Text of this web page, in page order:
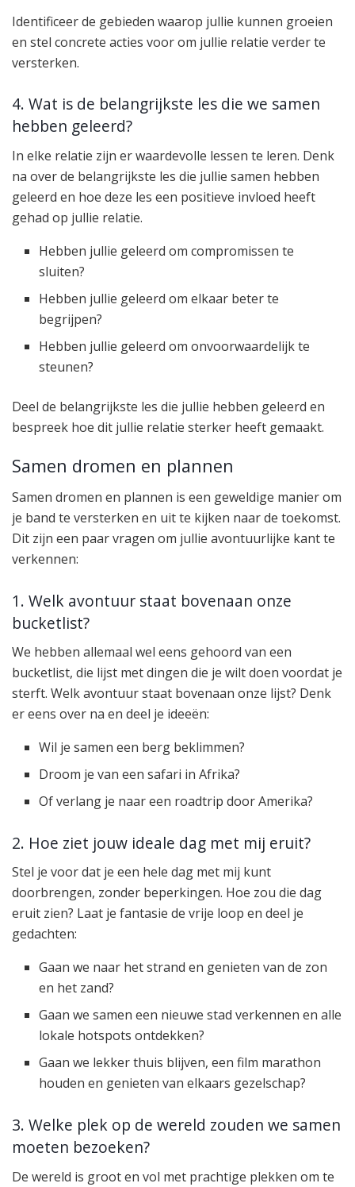
Identificeer de gebieden waarop jullie kunnen groeien
en stel concrete acties voor om jullie relatie verder te
versterken.
4. Wat is de belangrijkste les die we samen
hebben geleerd?
In elke relatie zijn er waardevolle lessen te leren. Denk
na over de belangrijkste les die jullie samen hebben
geleerd en hoe deze les een positieve invloed heeft
gehad op jullie relatie.
Hebben jullie geleerd om compromissen te
sluiten?
Hebben jullie geleerd om elkaar beter te
begrijpen?
Hebben jullie geleerd om onvoorwaardelijk te
steunen?
Deel de belangrijkste les die jullie hebben geleerd en
bespreek hoe dit jullie relatie sterker heeft gemaakt.
Samen dromen en plannen
Samen dromen en plannen is een geweldige manier om
je band te versterken en uit te kijken naar de toekomst.
Dit zijn een paar vragen om jullie avontuurlijke kant te
verkennen:
1. Welk avontuur staat bovenaan onze
bucketlist?
We hebben allemaal wel eens gehoord van een
bucketlist, die lijst met dingen die je wilt doen voordat je
sterft. Welk avontuur staat bovenaan onze lijst? Denk
er eens over na en deel je ideeën:
Wil je samen een berg beklimmen?
Droom je van een safari in Afrika?
Of verlang je naar een roadtrip door Amerika?
2. Hoe ziet jouw ideale dag met mij eruit?
Stel je voor dat je een hele dag met mij kunt
doorbrengen, zonder beperkingen. Hoe zou die dag
eruit zien? Laat je fantasie de vrije loop en deel je
gedachten:
Gaan we naar het strand en genieten van de zon
en het zand?
Gaan we samen een nieuwe stad verkennen en alle
lokale hotspots ontdekken?
Gaan we lekker thuis blijven, een film marathon
houden en genieten van elkaars gezelschap?
3. Welke plek op de wereld zouden we samen
moeten bezoeken?
De wereld is groot en vol met prachtige plekken om te